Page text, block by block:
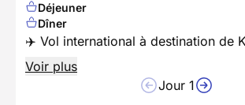
Déjeuner
Dîner
✈️ Vol international à destination de
Voir plus
Jour 1